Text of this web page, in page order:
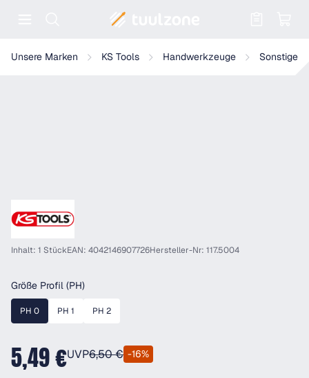
Unsere Marken KS Tools Handwerkzeuge Sonstiges
KS Tools VDE PH-Schraubendreher
Inhalt: 1 StückEAN: 4042146907726Hersteller-Nr: 117.5004
Größe Profil (PH)auswählen
PH 0 PH 1 PH 2
5,49 €UVP6,50 € -16%